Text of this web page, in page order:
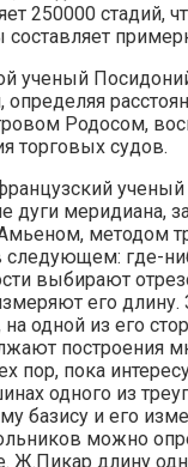
250000 стадий,
ученый
определяя
Родосом,
торговых судов.
дуги меридиана,
методом
следующем: где-
выбирают
его длину.
одной из его
построения
пор, пока
одного из
базису и его
можно
Ж.Пикар длину